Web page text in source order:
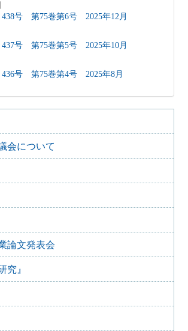
438号 第75巻第6号 2025年12月
437号 第75巻第5号 2025年10月
436号 第75巻第4号 2025年8月
435号 第75巻第3号 2025年6月
434号 第75巻第2号 2025年4月
号 第75巻第1号 2025年2月
号 第74巻第6号 2024年12月
号 第74巻第5号 2024年10月
号 第74巻第4号 2024年8月
429号 第75巻第3号 2024年6月
会について
論文発表会
究』